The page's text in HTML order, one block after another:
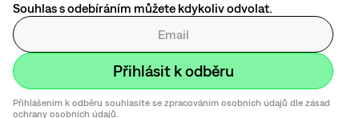
Souhlas s odebíráním můžete kdykoliv odvolat.
Přihlášením k odběru souhlasíte se zpracováním osobních údajů dle zásad
ochrany osobních údajů.